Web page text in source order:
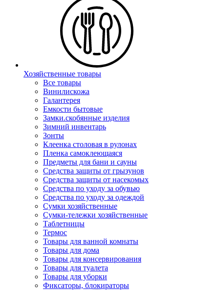
Хозяйственные товары
Все товары
Винилискожа
Галантерея
Емкости бытовые
Замки.скобянные изделия
Зимний инвентарь
Зонты
Клеенка столовая в рулонах
Пленка самоклеющаяся
Предметы для бани и сауны
Средства защиты от грызунов
Средства защиты от насекомых
Средства по уходу за обувью
Средства по уходу за одеждой
Сумки хозяйственные
Сумки-тележки хозяйственные
Таблетницы
Термос
Товары для ванной комнаты
Товары для дома
Товары для консервирования
Товары для туалета
Товары для уборки
Фиксаторы, блокираторы